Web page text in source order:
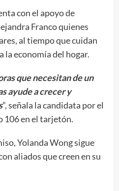
con el apoyo de
Franco quienes
al tiempo que cuidan
la economía del hogar.
que necesitan de un
ayude a crecer y
”, señala la candidata por el
106 en el tarjetón.
Yolanda Wong sigue
aliados que creen en su